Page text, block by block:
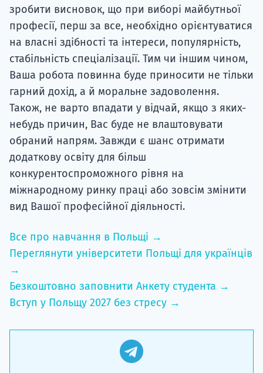
зробити висновок, що при виборі майбутньої
професії, перш за все, необхідно орієнтуватися
на власні здібності та інтереси, популярність,
стабільність спеціалізації. Тим чи іншим чином,
Ваша робота повинна буде приносити не тільки
гарний дохід, а й моральне задоволення.
Також, не варто впадати у відчай, якщо з яких-
небудь причин, Вас буде не влаштовувати
обраний напрям. Завжди є шанс отримати
додаткову освіту для більш
конкурентоспроможного рівня на
міжнародному ринку праці або зовсім змінити
вид Вашої професійної діяльності.
Все про навчання в Польщі →
Переглянути університети Польщі для українців
→
Безкоштовно заповнити Анкету студента →
Вступ у Польщу 2027 без стресу →